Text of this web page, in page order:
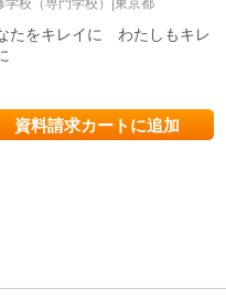
学校（専門学校）|東京都
たをキレイに わたしもキレ
資料請求カートに追加